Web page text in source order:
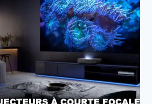
DEVIENT
INTELLIGENTE